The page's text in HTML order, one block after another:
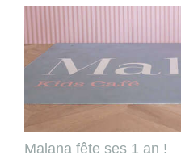
Malana fête ses 1 an !